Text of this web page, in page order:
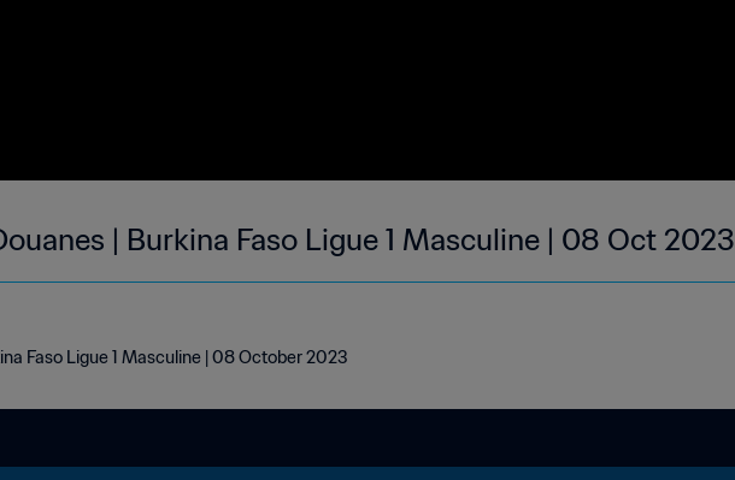
| Burkina Faso Ligue 1 Masculine | 08 Oct 2023
Faso Ligue 1 Masculine | 08 October 2023